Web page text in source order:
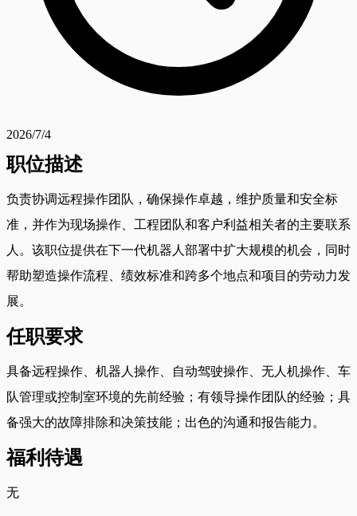
2026/7/4
职位描述
负责协调远程操作团队，确保操作卓越，维护质量和安全标
准，并作为现场操作、工程团队和客户利益相关者的主要联系
人。该职位提供在下一代机器人部署中扩大规模的机会，同时
帮助塑造操作流程、绩效标准和跨多个地点和项目的劳动力发
展。
任职要求
具备远程操作、机器人操作、自动驾驶操作、无人机操作、车
队管理或控制室环境的先前经验；有领导操作团队的经验；具
备强大的故障排除和决策技能；出色的沟通和报告能力。
福利待遇
无